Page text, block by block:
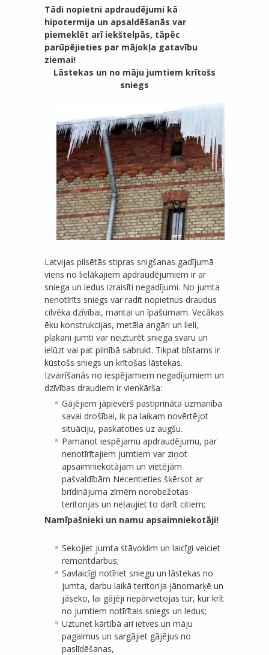
Tādi nopietni apdraudējumi kā
hipotermija un apsaldēšanās var
piemeklēt arī iekštelpās, tāpēc
parūpējieties par mājokļa gatavību
ziemai!
Lāstekas un no māju jumtiem krītošs
sniegs
Latvijas pilsētās stipras snigšanas gadījumā
viens no lielākajiem apdraudējumiem ir ar
sniega un ledus izraisīti negadījumi. No jumta
nenotīrīts sniegs var radīt nopietnus draudus
cilvēka dzīvībai, mantai un īpašumam. Vecākas
ēku konstrukcijas, metāla angāri un lieli,
plakani jumti var neizturēt sniega svaru un
ielūzt vai pat pilnībā sabrukt. Tikpat bīstams ir
kūstošs sniegs un krītošas lāstekas.
Izvairīšanās no iespējamiem negadījumiem un
dzīvības draudiem ir vienkārša:
Gājējiem jāpievērš pastiprināta uzmanība
savai drošībai, ik pa laikam novērtējot
situāciju, paskatoties uz augšu.
Pamanot iespējamu apdraudējumu, par
nenotīrītajiem jumtiem var ziņot
apsaimniekotājam un vietējām
pašvaldībām Necentieties šķērsot ar
brīdinājuma zīmēm norobežotas
teritorijas un neļaujiet to darīt citiem;
Namīpašnieki un namu apsaimniekotāji!
Sekojiet jumta stāvoklim un laicīgi veiciet
remontdarbus;
Savlaicīgi notīriet sniegu un lāstekas no
jumta, darbu laikā teritorija jānomarķē un
jāseko, lai gājēji nepārvietojas tur, kur krīt
no jumtiem notīrītais sniegs un ledus;
Uzturiet kārtībā arī ietves un māju
pagalmus un sargājiet gājējus no
paslīdēšanas,